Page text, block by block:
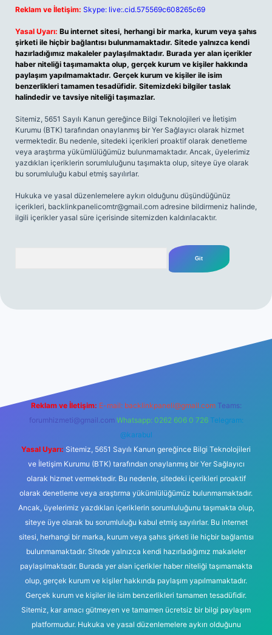
Reklam ve İletişim: Skype: live:.cid.575569c608265c69
Yasal Uyarı: Bu internet sitesi, herhangi bir marka, kurum veya şahıs
şirketi ile hiçbir bağlantısı bulunmamaktadır. Sitede yalnızca kendi
hazırladığımız makaleler paylaşılmaktadır. Burada yer alan içerikler
haber niteliği taşımamakta olup, gerçek kurum ve kişiler hakkında
paylaşım yapılmamaktadır. Gerçek kurum ve kişiler ile isim
benzerlikleri tamamen tesadüfidir. Sitemizdeki bilgiler taslak
halindedir ve tavsiye niteliği taşımazlar.
Sitemiz, 5651 Sayılı Kanun gereğince Bilgi Teknolojileri ve İletişim
Kurumu (BTK) tarafından onaylanmış bir Yer Sağlayıcı olarak hizmet
vermektedir. Bu nedenle, sitedeki içerikleri proaktif olarak denetleme
veya araştırma yükümlülüğümüz bulunmamaktadır. Ancak, üyelerimiz
yazdıkları içeriklerin sorumluluğunu taşımakta olup, siteye üye olarak
bu sorumluluğu kabul etmiş sayılırlar.
Hukuka ve yasal düzenlemelere aykırı olduğunu düşündüğünüz
içerikleri, backlinkpanelicomtr@gmail.com adresine bildirmeniz halinde,
ilgili içerikler yasal süre içerisinde sitemizden kaldırılacaktır.
Reklam ve İletişim: E-mail: backlinkpaneli@gmail.com Teams:
forumhizmeti@gmail.com Whatsapp: 0262 606 0 726 Telegram:
@karabul
Yasal Uyarı: Sitemiz, 5651 Sayılı Kanun gereğince Bilgi Teknolojileri
ve İletişim Kurumu (BTK) tarafından onaylanmış bir Yer Sağlayıcı
olarak hizmet vermektedir. Bu nedenle, sitedeki içerikleri proaktif
olarak denetleme veya araştırma yükümlülüğümüz bulunmamaktadır.
Ancak, üyelerimiz yazdıkları içeriklerin sorumluluğunu taşımakta olup,
siteye üye olarak bu sorumluluğu kabul etmiş sayılırlar. Bu internet
sitesi, herhangi bir marka, kurum veya şahıs şirketi ile hiçbir bağlantısı
bulunmamaktadır. Sitede yalnızca kendi hazırladığımız makaleler
paylaşılmaktadır. Burada yer alan içerikler haber niteliği taşımamakta
olup, gerçek kurum ve kişiler hakkında paylaşım yapılmamaktadır.
Gerçek kurum ve kişiler ile isim benzerlikleri tamamen tesadüfidir.
Sitemiz, kar amacı gütmeyen ve tamamen ücretsiz bir bilgi paylaşım
platformudur. Hukuka ve yasal düzenlemelere aykırı olduğunu